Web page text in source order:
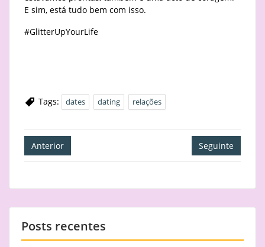
E sim, está tudo bem com isso.
#GlitterUpYourLife
Tags: dates dating relações
Navegação
de
Anterior Seguinte
Posts recentes